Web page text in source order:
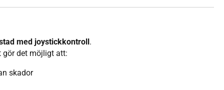
med joystickkontroll .
gör det möjligt att:
skador